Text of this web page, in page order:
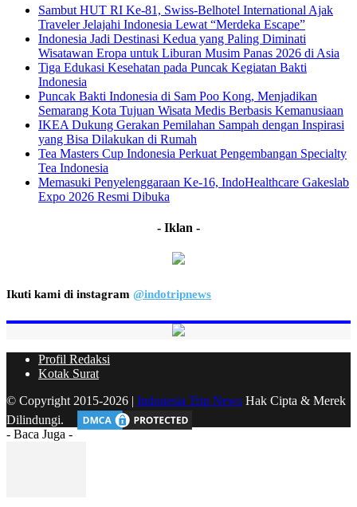
Sambut HUT RI Ke-81, Swiss-Belhotel International Ajak
Traveler Jelajahi Indonesia Lewat “Merdeka Escape”
Indonesia Jadi Destinasi Kedua yang Paling Diminati
Wisatawan Eropa untuk Liburan Musim Panas 2026 di Asia
Tiga Edukasi Kesehatan pada Puncak Kegiatan Bakti
Indonesia
Puncak Bakti Indonesia di Sam Poo Kong, Menjadikan
Semarang Kota Tujuan Wisata Medis Berbasis Kemanusiaan
IKEA Dukung Gerakan Pemilahan Sampah dengan Inspirasi
yang Bisa Dilakukan di Rumah
Tea Masters Cup Indonesia Perkuat Pengembangan Specialty
Tea Indonesia
Memasuki Penyelenggaraan Ke-16, IndoHealthcare Gakeslab
Expo 2026 Resmi Dibuka
- Iklan -
Ikuti kami di instagram @indotripnews
Profil Redaksi
Kotak Surat
© Copyright 2015-2026 | Indonesia Trip News Hak Cipta & Merek
Dilindungi.
- Baca Juga -